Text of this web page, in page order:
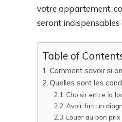
votre appartement,
seront indispensables
Table of
Comment savoir si
Quelles sont les
Choisir entre la
Avoir fait un
Louer au bon prix